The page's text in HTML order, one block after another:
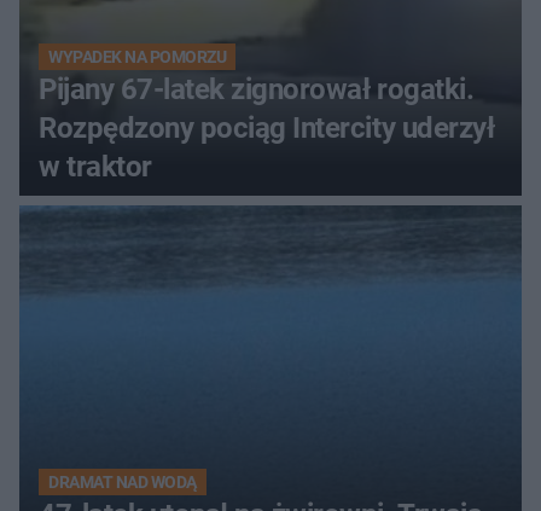
WYPADEK NA POMORZU
Pijany 67-latek zignorował rogatki.
Rozpędzony pociąg Intercity uderzył
w traktor
DRAMAT NAD WODĄ